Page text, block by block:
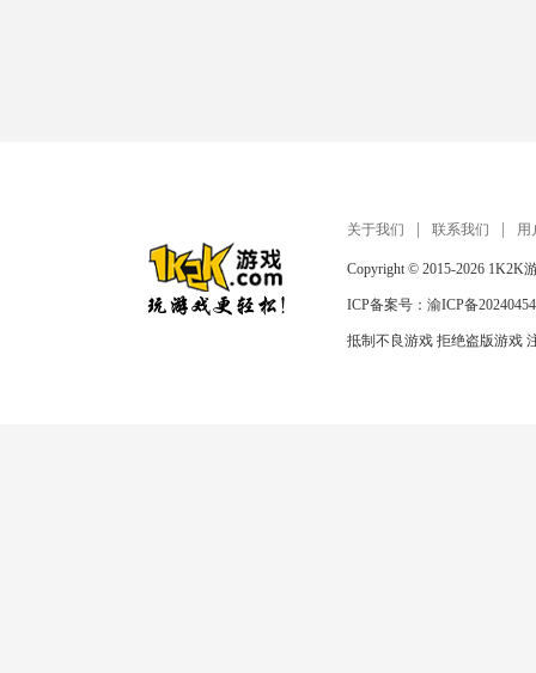
关于我们 联系我们 用
Copyright © 2015-2026 1K2K
ICP备案号： 渝ICP备
抵制不良游戏 拒绝盗版游戏